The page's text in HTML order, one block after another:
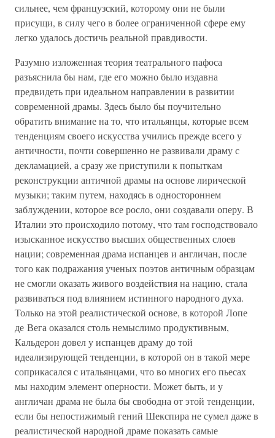
сильнее, чем французский, которому они не были
присущи, в силу чего в более ограниченной сфере ему
легко удалось достичь реальной правдивости.
Разумно изложенная теория театрального пафоса
разъяснила бы нам, где его можно было издавна
предвидеть при идеальном направлении в развитии
современной драмы. Здесь было бы поучительно
обратить внимание на то, что итальянцы, которые всем
тенденциям своего искусства учились прежде всего у
античности, почти совершенно не развивали драму с
декламацией, а сразу же приступили к попыткам
реконструкции античной драмы на основе лирической
музыки; таким путем, находясь в одностороннем
заблуждении, которое все росло, они создавали оперу. В
Италии это происходило потому, что там господствовало
изысканное искусство высших общественных слоев
нации; современная драма испанцев и англичан, после
того как подражания ученых поэтов античным образцам
не смогли оказать живого воздействия на нацию, стала
развиваться под влиянием истинного народного духа.
Только на этой реалистической основе, в которой Лопе
де Вега оказался столь немыслимо продуктивным,
Кальдерон довел у испанцев драму до той
идеализирующей тенденции, в которой он в такой мере
соприкасался с итальянцами, что во многих его пьесах
мы находим элемент оперности. Может быть, и у
англичан драма не была бы свободна от этой тенденции,
если бы непостижимый гений Шекспира не сумел даже в
реалистической народной драме показать самые